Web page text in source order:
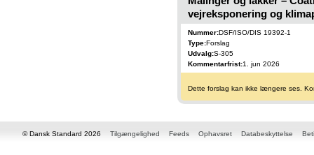
vejreksponering og
Nummer:DSF/ISO/DIS 19392-1
Type:Forslag
Udvalg:S-305
Kommentarfrist:1. jun 2026
Dette forslag kan ikke længere ses.
© Dansk Standard 2026 Tilgængelighed Feeds Ophavsret Databeskyttelse